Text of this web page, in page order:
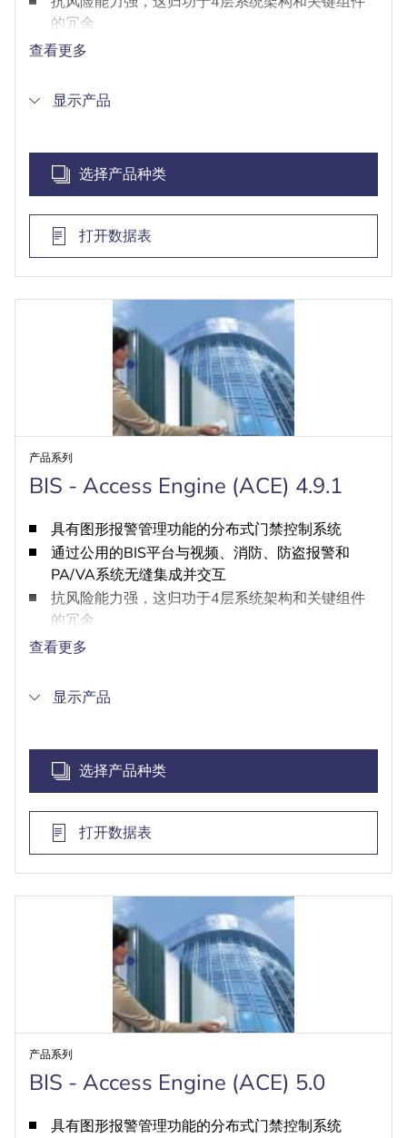
的冗余
通过开放安全协议和SDK实现第三方产品集成
查看更多
显示产品
选择产品种类
打开数据表
产品系列
BIS - Access Engine (ACE) 4.9.1
具有图形报警管理功能的分布式门禁控制系统
通过公用的BIS平台与视频、消防、防盗报警和
PA/VA系统无缝集成并交互
抗风险能力强，这归功于4层系统架构和关键组件
的冗余
通过开放安全协议和SDK实现第三方产品集成
查看更多
显示产品
选择产品种类
打开数据表
产品系列
BIS - Access Engine (ACE) 5.0
具有图形报警管理功能的分布式门禁控制系统